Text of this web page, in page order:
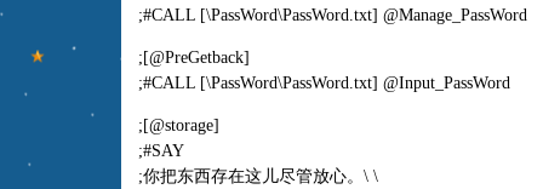
;#CALL [\PassWord\PassWord.txt] @Manage_PassWord
;[@PreGetback]
;#CALL [\PassWord\PassWord.txt] @Input_PassWord
;[@storage]
;#SAY
;你把东西存在这儿尽管放心。\ \